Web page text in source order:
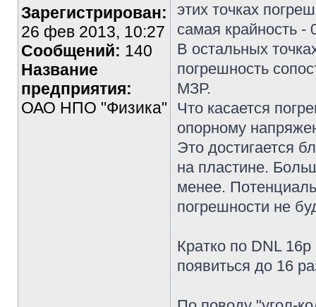
Зарегистрирован:
26 фев 2013, 10:27
Сообщений: 140
Название
предприятия:
ОАО НПО "Физика"
этих точках
самая крайность -
В остальных
погрешность
МЗР.
Что касается
опорному
Это достигается
на пластине.
менее.
погрешности не
Кратко по DNL
появиться до 16